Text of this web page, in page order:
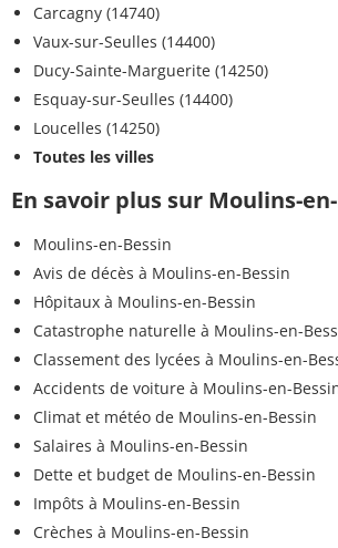
Carcagny (14740)
Vaux-sur-Seulles (14400)
Ducy-Sainte-Marguerite (14250)
Esquay-sur-Seulles (14400)
Loucelles (14250)
Toutes les villes
En savoir plus sur Moulins-
Moulins-en-Bessin
Avis de décès à Moulins-en-Bessin
Hôpitaux à Moulins-en-Bessin
Catastrophe naturelle à Moulins-en-
Classement des lycées à Moulins-en-
Accidents de voiture à Moulins-en-
Climat et météo de Moulins-en-Bessin
Salaires à Moulins-en-Bessin
Dette et budget de Moulins-en-Bessin
Impôts à Moulins-en-Bessin
Crèches à Moulins-en-Bessin